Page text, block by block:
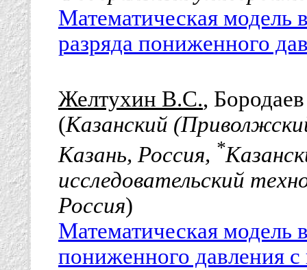
Математическая модель
разряда пониженного
Желтухин В.С.,
(Казанский
Казань, Россия, *
исследовательский
Россия)
Математическая модель
пониженного давления